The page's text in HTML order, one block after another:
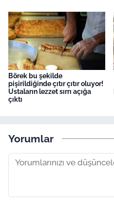
Börek bu şekilde
pişirildiğinde çıtır çıtır oluyor!
Ustaların lezzet sırrı açığa
çıktı
Yorumlar